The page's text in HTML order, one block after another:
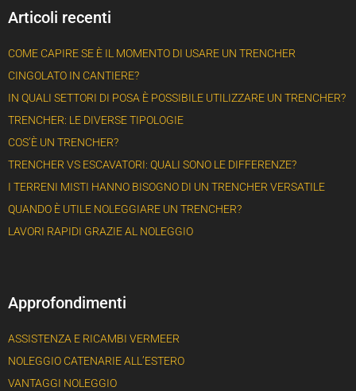
Articoli recenti
COME CAPIRE SE È IL MOMENTO DI USARE UN TRENCHER
CINGOLATO IN CANTIERE?
IN QUALI SETTORI DI POSA È POSSIBILE UTILIZZARE UN TRENCHER?
TRENCHER: LE DIVERSE TIPOLOGIE
COS’È UN TRENCHER?
TRENCHER VS ESCAVATORI: QUALI SONO LE DIFFERENZE?
I TERRENI MISTI HANNO BISOGNO DI UN TRENCHER VERSATILE
QUANDO È UTILE NOLEGGIARE UN TRENCHER?
LAVORI RAPIDI GRAZIE AL NOLEGGIO
Approfondimenti
ASSISTENZA E RICAMBI VERMEER
NOLEGGIO CATENARIE ALL’ESTERO
VANTAGGI NOLEGGIO